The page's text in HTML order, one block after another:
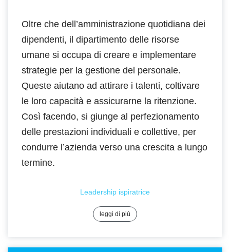
Oltre che dell’amministrazione quotidiana dei
dipendenti, il dipartimento delle risorse
umane si occupa di creare e implementare
strategie per la gestione del personale.
Queste aiutano ad attirare i talenti, coltivare
le loro capacità e assicurarne la ritenzione.
Così facendo, si giunge al perfezionamento
delle prestazioni individuali e collettive, per
condurre l’azienda verso una crescita a lungo
termine.
leggi di più
Leadership ispiratrice